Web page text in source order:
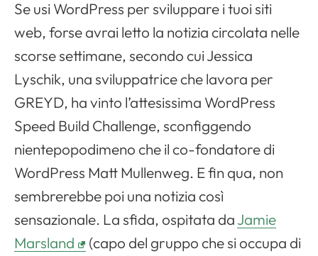
Se usi WordPress per sviluppare i tuoi siti
web, forse avrai letto la notizia circolata nelle
scorse settimane, secondo cui Jessica
Lyschik, una sviluppatrice che lavora per
GREYD, ha vinto l’attesissima WordPress
Speed ​​Build Challenge, sconfiggendo
nientepopodimeno che il co-fondatore di
WordPress Matt Mullenweg. E fin qua, non
sembrerebbe poi una notizia così
sensazionale. La sfida, ospitata daJamie
Marsland
(capo del gruppo che si occupa di